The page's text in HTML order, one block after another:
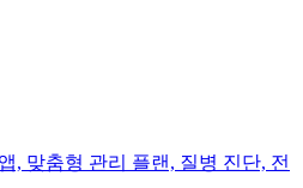
, 맞춤형 관리 플랜, 질병 진단, 전